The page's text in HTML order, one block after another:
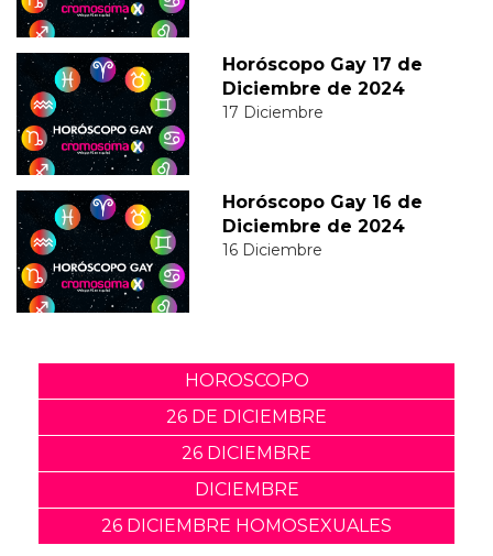
Horóscopo Gay 17 de
Diciembre de 2024
17 Diciembre
Horóscopo Gay 16 de
Diciembre de 2024
16 Diciembre
HOROSCOPO
26 DE DICIEMBRE
26 DICIEMBRE
DICIEMBRE
26 DICIEMBRE HOMOSEXUALES